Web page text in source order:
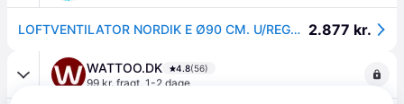
LOFTVENTILATOR NORDIK E Ø90 CM. U/REGULERING 2.877 kr.
WATTOO.DK 4.8(56)
99 kr. fragt 1-2 dage